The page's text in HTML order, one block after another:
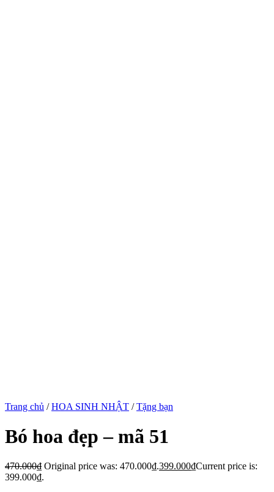
Trang chủ / HOA SINH NHẬT / Tặng bạn
Bó hoa đẹp – mã 51
470.000₫ Original price was: 470.000₫.399.000₫Current price is:
399.000₫.